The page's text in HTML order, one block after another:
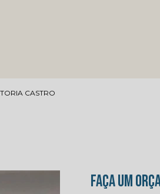
CASTRO
FAÇA UM